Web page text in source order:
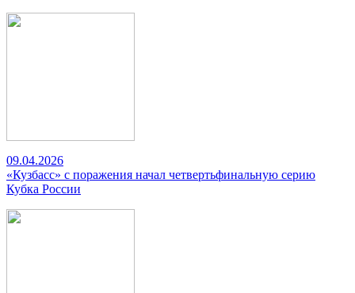
09.04.2026
«Кузбасс» с поражения начал четвертьфинальную серию
Кубка России